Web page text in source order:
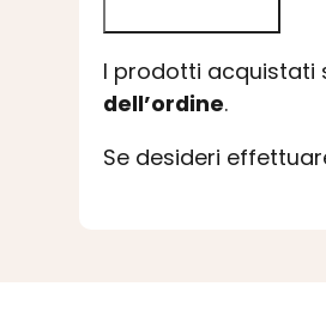
I prodotti acquistati
dell’ordine.
Se desideri